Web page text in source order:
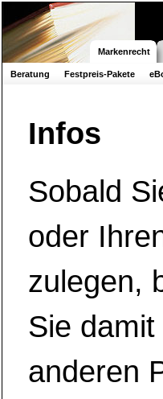
Markenrecht
Beratung Festpreis-Pakete
Infos
Sobald
oder
zulegen,
Sie
anderen